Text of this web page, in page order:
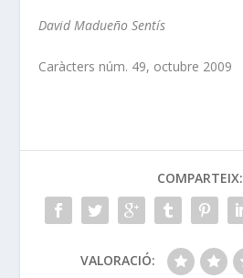
David Madueño Sentís
Caràcters núm. 49, octubre 2009
COMPARTEIX:
VALORACIÓ: